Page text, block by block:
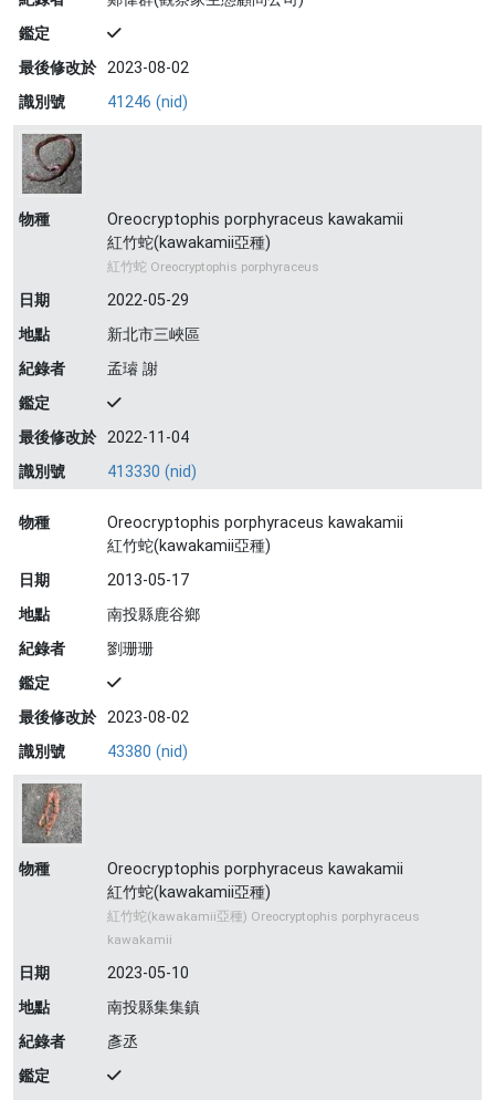
鑑定
最後修改於 2023-08-02
識別號
41246 (nid)
物種
Oreocryptophis porphyraceus kawakamii
紅竹蛇(kawakamii亞種)
紅竹蛇 Oreocryptophis porphyraceus
日期
2022-05-29
地點
新北市三峽區
紀錄者
孟璿 謝
鑑定
最後修改於 2022-11-04
識別號
413330 (nid)
物種
Oreocryptophis porphyraceus kawakamii
紅竹蛇(kawakamii亞種)
日期
2013-05-17
地點
南投縣鹿谷鄉
紀錄者
劉珊珊
鑑定
最後修改於 2023-08-02
識別號
43380 (nid)
物種
Oreocryptophis porphyraceus kawakamii
紅竹蛇(kawakamii亞種)
紅竹蛇(kawakamii亞種) Oreocryptophis porphyraceus
kawakamii
日期
2023-05-10
地點
南投縣集集鎮
紀錄者
彥丞
鑑定